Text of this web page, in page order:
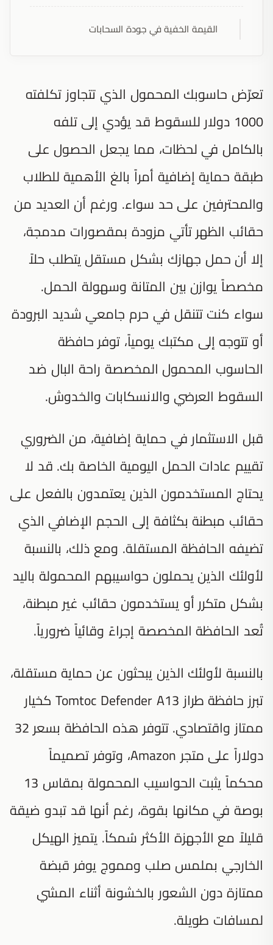
القيمة الخفية في جودة السحابات
تعرّض حاسوبك المحمول الذي تتجاوز تكلفته
1000 دولار للسقوط قد يؤدي إلى تلفه
بالكامل في لحظات، مما يجعل الحصول على
طبقة حماية إضافية أمراً بالغ الأهمية للطلاب
والمحترفين على حد سواء. ورغم أن العديد من
حقائب الظهر تأتي مزودة بمقصورات مدمجة،
إلا أن حمل جهازك بشكل مستقل يتطلب حلاً
مخصصاً يوازن بين المتانة وسهولة الحمل.
سواء كنت تتنقل في حرم جامعي شديد البرودة
أو تتوجه إلى مكتبك يومياً، توفر حافظة
الحاسوب المحمول المخصصة راحة البال ضد
السقوط العرضي والانسكابات والخدوش.
قبل الاستثمار في حماية إضافية، من الضروري
تقييم عادات الحمل اليومية الخاصة بك. قد لا
يحتاج المستخدمون الذين يعتمدون بالفعل على
حقائب مبطنة بكثافة إلى الحجم الإضافي الذي
تضيفه الحافظة المستقلة. ومع ذلك، بالنسبة
لأولئك الذين يحملون حواسيبهم المحمولة باليد
بشكل متكرر أو يستخدمون حقائب غير مبطنة،
تُعد الحافظة المخصصة إجراءً وقائياً ضرورياً.
بالنسبة لأولئك الذين يبحثون عن حماية مستقلة،
تبرز حافظة طراز Tomtoc Defender A13 كخيار
ممتاز واقتصادي. تتوفر هذه الحافظة بسعر 32
دولاراً على متجر Amazon، وتوفر تصميماً
محكماً يثبت الحواسيب المحمولة بمقاس 13
بوصة في مكانها بقوة، رغم أنها قد تبدو ضيقة
قليلاً مع الأجهزة الأكثر سُمكاً. يتميز الهيكل
الخارجي بملمس صلب ومموج يوفر قبضة
ممتازة دون الشعور بالخشونة أثناء المشي
لمسافات طويلة.